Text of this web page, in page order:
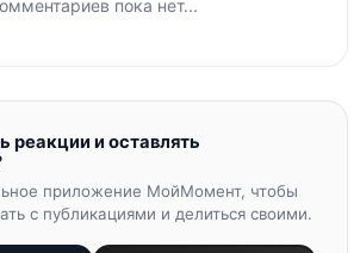
пока нет...
реакции и оставлять
приложение МойМомент, чтобы
с публикациями и делиться своими.